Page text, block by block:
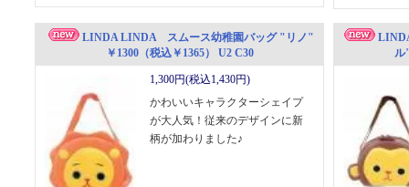
LINDA LINDA スムース幼稚園バッグ "リノ"
￥1300（税込￥1365） U2 C30
1,300円(税込1,430円)
かわいいキャラクターシェイプ
が大人気！従来のデザインに新
柄が加わりました♪
ル